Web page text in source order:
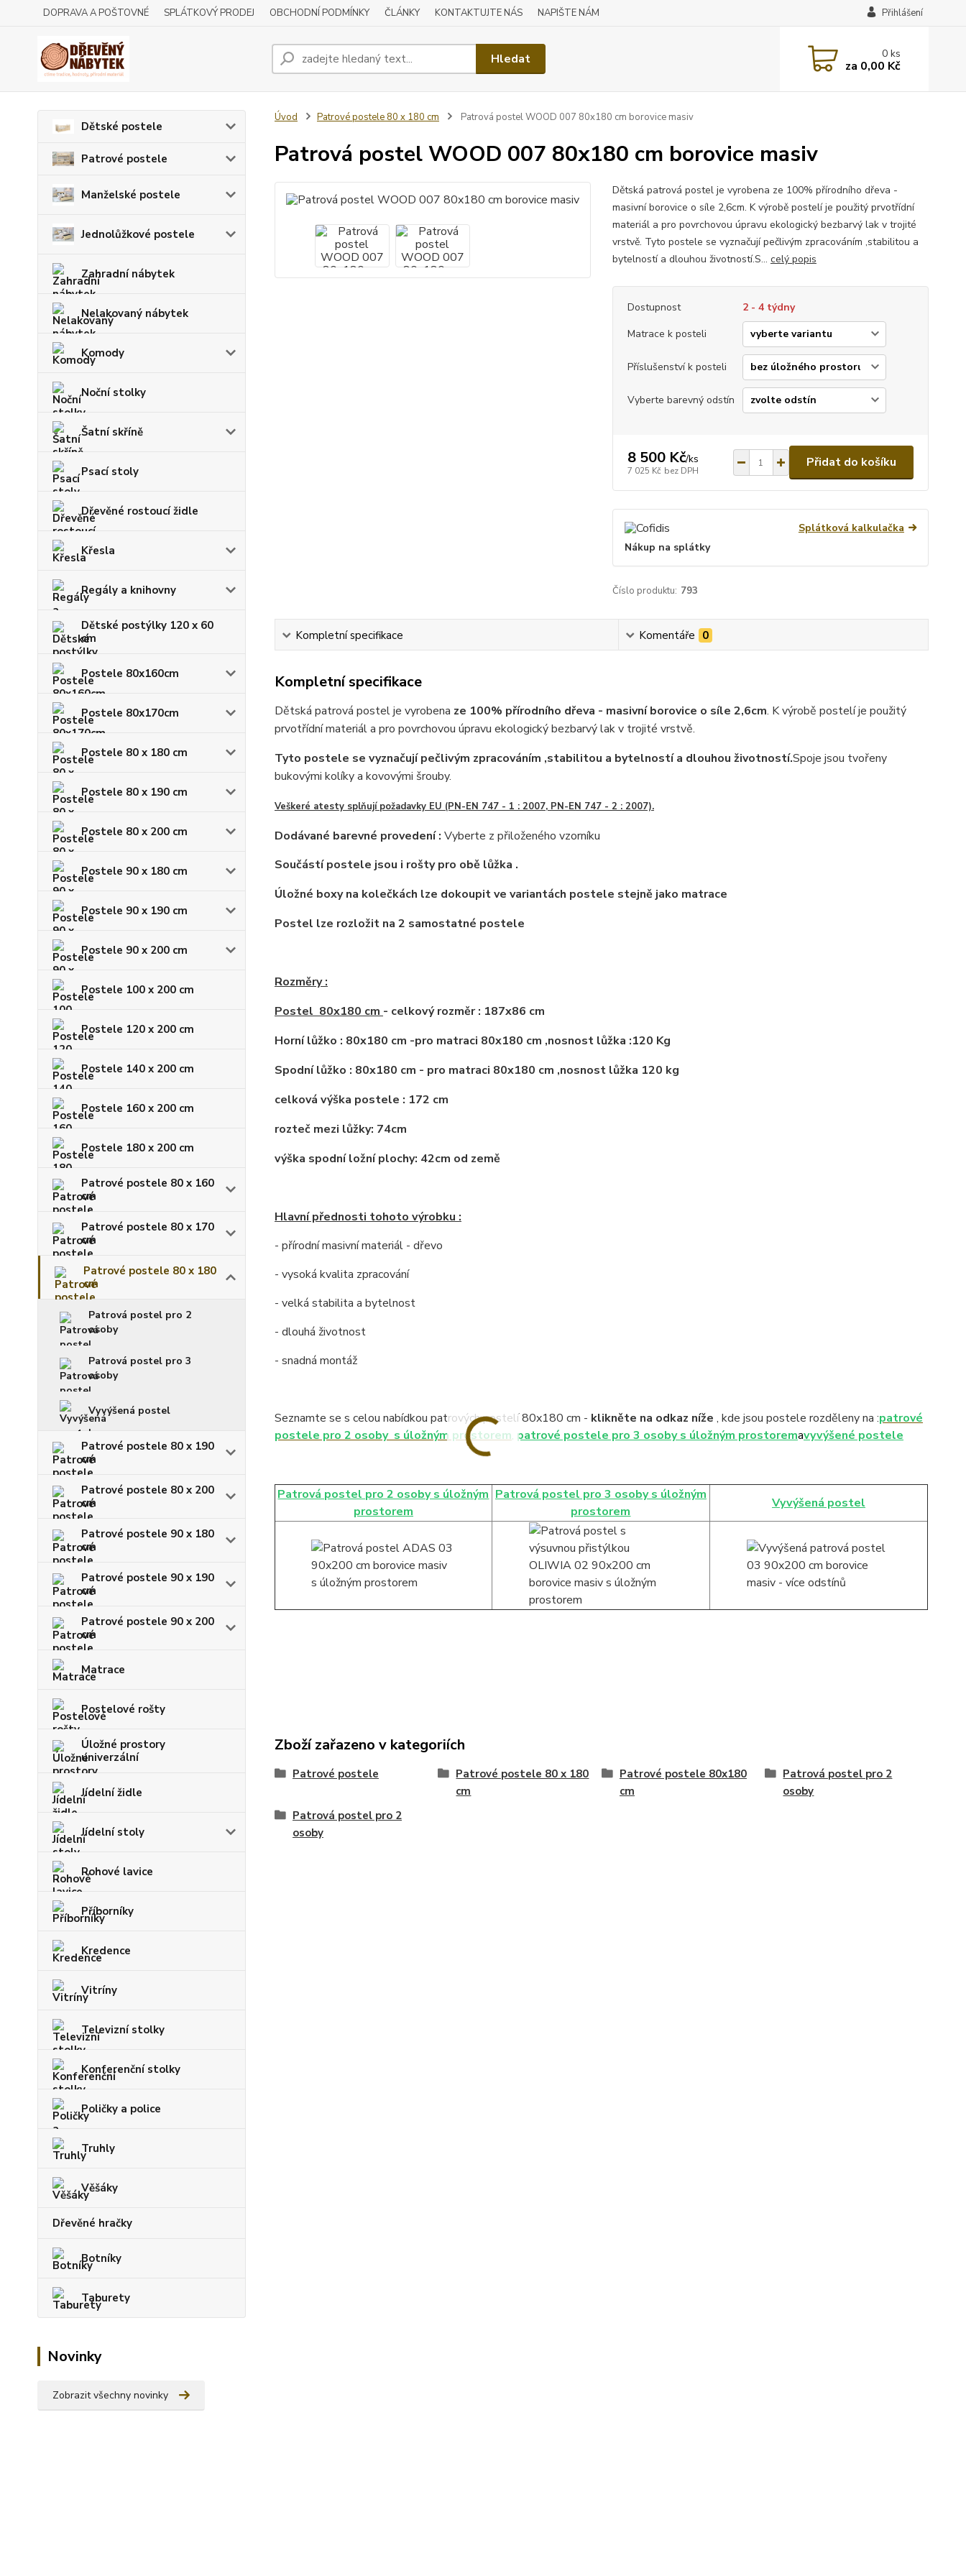
DOPRAVA A POŠTOVNÉ SPLÁTKOVÝ PRODEJ OBCHODNÍ PODMÍNKY ČLÁNKY KONTAKTUJTE NÁS NAPIŠTE NÁM Přihlášení
Hledat 0ks
za 0,00 Kč
Dětské postele
Patrové postele
Manželské postele
Jednolůžkové postele
Zahradní nábytek
Nelakovaný nábytek
Komody
Noční stolky
Šatní skříně
Psací stoly
Dřevěné rostoucí židle
Křesla
Regály a knihovny
Dětské postýlky 120 x 60
cm
Postele 80x160cm
Postele 80x170cm
Postele 80 x 180 cm
Postele 80 x 190 cm
Postele 80 x 200 cm
Postele 90 x 180 cm
Postele 90 x 190 cm
Postele 90 x 200 cm
Postele 100 x 200 cm
Postele 120 x 200 cm
Postele 140 x 200 cm
Postele 160 x 200 cm
Postele 180 x 200 cm
Patrové postele 80 x 160
cm
Patrové postele 80 x 170
cm
Patrové postele 80 x 180
cm
Patrová postel pro 2
osoby
Patrová postel pro 3
osoby
Vyvýšená postel
Patrové postele 80 x 190
cm
Patrové postele 80 x 200
cm
Patrové postele 90 x 180
cm
Patrové postele 90 x 190
cm
Patrové postele 90 x 200
cm
Matrace
Postelové rošty
Úložné prostory
univerzální
Jídelní židle
Jídelní stoly
Rohové lavice
Příborníky
Kredence
Vitríny
Televizní stolky
Konferenční stolky
Poličky a police
Truhly
Věšáky
Dřevěné hračky
Botníky
Taburety
Novinky
Zobrazit všechny novinky
Úvod Patrové postele 80 x 180 cm Patrová postel WOOD 007 80x180 cm borovice masiv
Patrová postel WOOD 007 80x180 cm borovice masiv
Dětská patrová postel je vyrobena ze 100% přírodního dřeva -
masivní borovice o síle 2,6cm. K výrobě postelí je použitý prvotřídní
materiál a pro povrchovou úpravu ekologický bezbarvý lak v trojité
vrstvě. Tyto postele se vyznačují pečlivým zpracováním ,stabilitou a
bytelností a dlouhou životností.S... celý popis
Dostupnost
2 - 4 týdny
Matrace k posteli
Příslušenství k posteli
Vyberte barevný odstín
8 500 Kč/ks
7 025 Kč bez DPH
Přidat do košíku
Splátková kalkulačka
Nákup na splátky
Číslo produktu: 793
Kompletní specifikace Komentáře 0
Kompletní specifikace
Dětská patrová postel je vyrobena ze 100% přírodního dřeva - masivní borovice o síle 2,6cm. K výrobě postelí je použitý
prvotřídní materiál a pro povrchovou úpravu ekologický bezbarvý lak v trojité vrstvě.
Tyto postele se vyznačují pečlivým zpracováním ,stabilitou a bytelností a dlouhou životností.Spoje jsou tvořeny
bukovými kolíky a kovovými šrouby.
Veškeré atesty splňují požadavky EU (PN-EN 747 - 1 : 2007, PN-EN 747 - 2 : 2007).
Dodávané barevné provedení : Vyberte z přiloženého vzorníku
Součástí postele jsou i rošty pro obě lůžka .
Úložné boxy na kolečkách lze dokoupit ve variantách postele stejně jako matrace
Postel lze rozložit na 2 samostatné postele
Rozměry :
Postel 80x180 cm - celkový rozměr : 187x86 cm
Horní lůžko : 80x180 cm -pro matraci 80x180 cm ,nosnost lůžka :120 Kg
Spodní lůžko : 80x180 cm - pro matraci 80x180 cm ,nosnost lůžka 120 kg
celková výška postele : 172 cm
rozteč mezi lůžky: 74cm
výška spodní ložní plochy: 42cm od země
Hlavní přednosti tohoto výrobku :
- přírodní masivní materiál - dřevo
- vysoká kvalita zpracování
- velká stabilita a bytelnost
- dlouhá životnost
- snadná montáž
Seznamte se s celou nabídkou patrových postelí 80x180 cm - klikněte na odkaz níže , kde jsou postele rozděleny na :patrové
postele pro 2 osoby s úložným prostorem, patrové postele pro 3 osoby s úložným prostoremavyvýšené postele
Patrová postel pro 2 osoby s úložným
prostorem
Patrová postel pro 3 osoby s úložným
prostorem
Vyvýšená postel
Zboží zařazeno v kategoriích
Patrové postele
Patrové postele 80 x 180
cm
Patrové postele 80x180
cm
Patrová postel pro 2
osoby
Patrová postel pro 2
osoby